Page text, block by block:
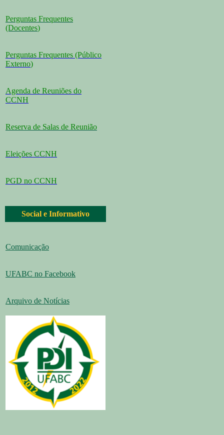
Perguntas Frequentes
(Docentes)
Perguntas Frequentes (Público
Externo)
Agenda de Reuniões do
CCNH
Reserva de Salas de Reunião
Eleições CCNH
PGD no CCNH
Social e Informativo
Comunicação
UFABC no Facebook
Arquivo de Notícias